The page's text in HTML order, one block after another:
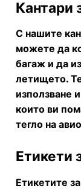
Кантари
С нашите
можете да
багаж и да
летището.
използване
които ви
тегло на
Етикети
Етикетите